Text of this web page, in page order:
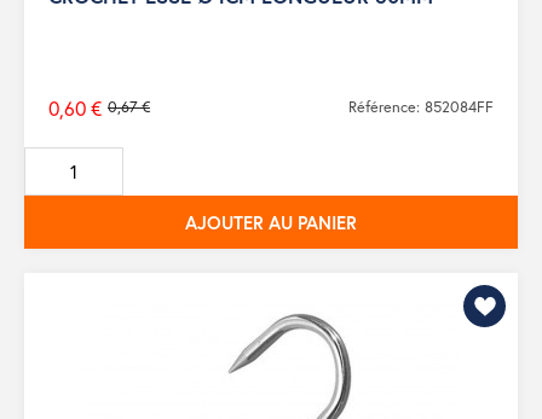
Prix
de
base
0,67 €
0,60 € Référence: 852084FF
AJOUTER AU PANIER